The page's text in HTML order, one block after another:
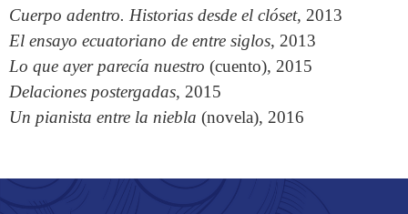
Cuerpo adentro. Historias desde el clóset, 2013
El ensayo ecuatoriano de entre siglos, 2013
Lo que ayer parecía nuestro (cuento), 2015
Delaciones postergadas, 2015
Un pianista entre la niebla (novela), 2016